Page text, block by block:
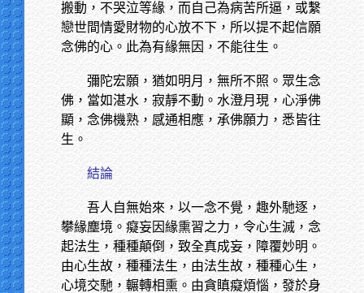
搬動，不哭泣等緣，而自己為病苦所逼，或繫
戀世間情愛財物的心放不下，所以提不起信願
念佛的心。此為有緣無因，不能往生。
彌陀宏願，猶如明月，無所不照。眾生念
佛，當如湛水，寂靜不動。水澄月現，心淨佛
顯，念佛機熟，感通相應，承佛願力，悉皆往
生。
結論
吾人自無始來，以一念不覺，趣外馳逐，
攀緣塵境。癡妄因緣熏習之力，令心生滅，念
起法生，種種顛倒，致全真成妄，障覆妙明。
由心生故，種種法生，由法生故，種種心生，
心境交馳，輾轉相熏。由貪瞋癡煩惱，發於身